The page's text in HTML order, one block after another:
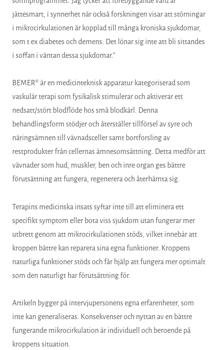
jättesmart, i synnerhet när också forskningen visar att störningar
i mikrocirkulationen är kopplad till många kroniska sjukdomar,
som t ex diabetes och demens. Det lönar sig inte att bli sittandes
i soffan i väntan dessa sjukdomar.”
BEMER® är en medicinteknisk apparatur kategoriserad som
vaskulär terapi som fysikalisk stimulerar och aktiverar ett
nedsatt/stört blodflöde hos små blodkärl. Denna
behandlingsform stödjer och återställer tillförsel av syre och
näringsämnen till vävnadsceller samt bortforsling av
restprodukter från cellernas ämnesomsättning. Detta medför att
vävnader som hud, muskler, ben och inre organ ges bättre
förutsättning att fungera, regenerera och återhämta sig.
Terapins medicinska insats syftar inte till att eliminera ett
specifikt symptom eller bota viss sjukdom utan fungerar mer
utbrett genom att mikrocirkulationen stöds, vilket innebär att
kroppen bättre kan reparera sina egna funktioner. Kroppens
naturliga funktioner stöds och får hjälp att fungera mer optimalt
som den naturligt har förutsättning för.
Artikeln bygger på intervjupersonens egna erfarenheter, som
inte kan generaliseras. Konsekvenser och nyttan av en bättre
fungerande mikrocirkulation är individuell och beroende på
kroppens situation.